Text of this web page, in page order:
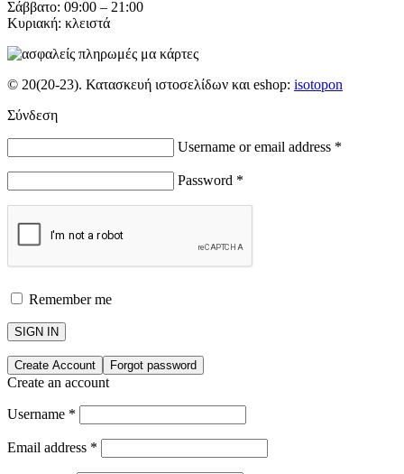
Σάββατο: 09:00 – 21:00
Κυριακή: κλειστά
© 20(20-23). Κατασκευή ιστοσελίδων και eshop: isotopon
Σύνδεση
Username or email address *
Password *
Remember me
SIGN IN
Create Account Forgot password
Create an account
Username *
Email address *